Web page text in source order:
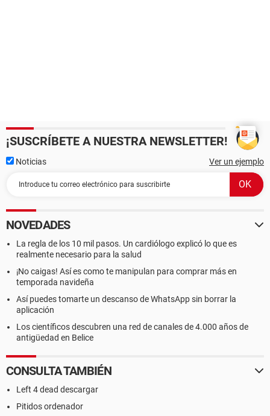
¡SUSCRÍBETE A NUESTRA NEWSLETTER!
Noticias Ver un ejemplo
NOVEDADES
La regla de los 10 mil pasos. Un cardiólogo explicó lo que es
realmente necesario para la salud
¡No caigas! Así es como te manipulan para comprar más en
temporada navideña
Así puedes tomarte un descanso de WhatsApp sin borrar la
aplicación
Los científicos descubren una red de canales de 4.000 años de
antigüedad en Belice
CONSULTA TAMBIÉN
Left 4 dead descargar
Pitidos ordenador